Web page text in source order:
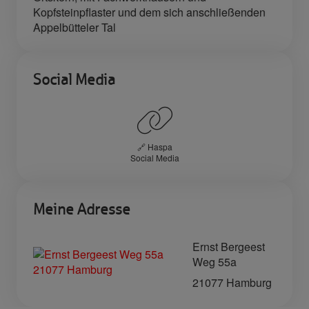
Kopfsteinpflaster und dem sich anschließenden
Appelbütteler Tal
Social Media
🔗 Haspa
Social Media
Meine Adresse
Ernst Bergeest
Weg 55a
21077 Hamburg